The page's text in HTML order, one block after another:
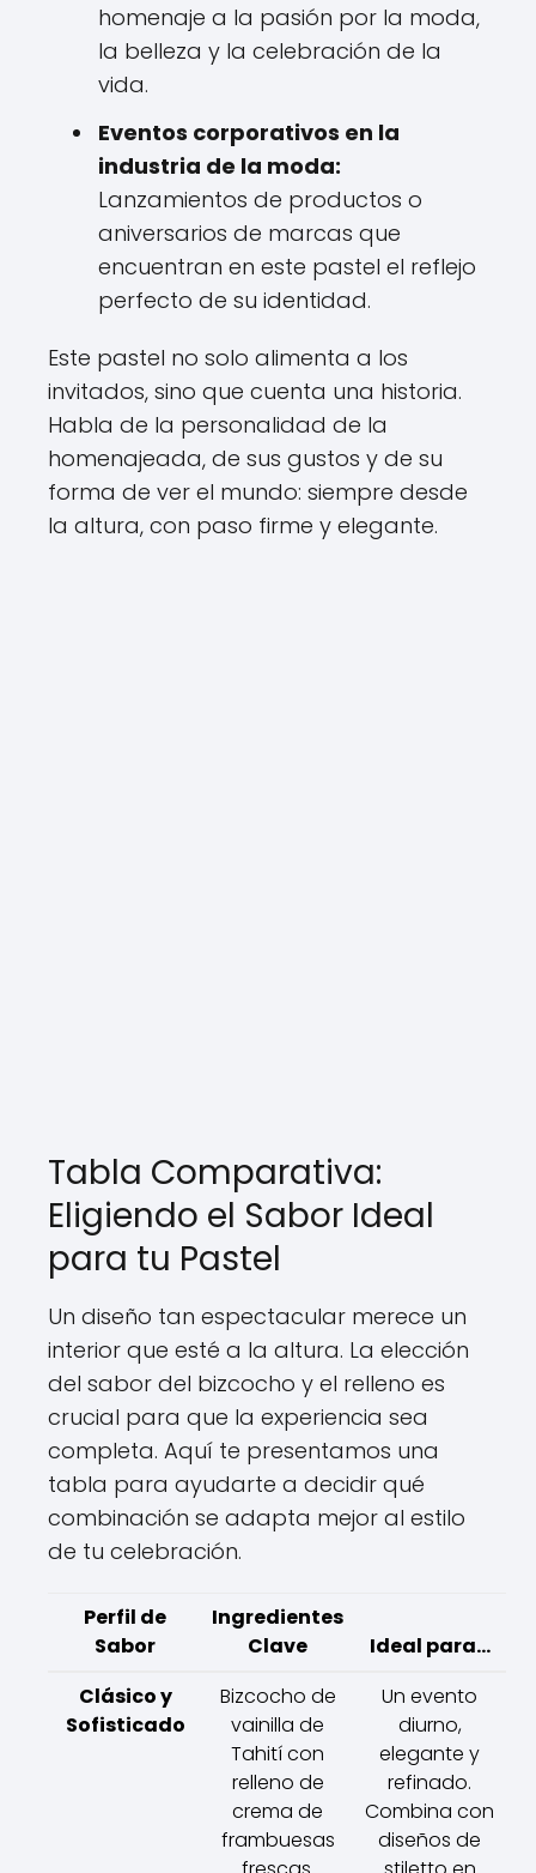
homenaje a la pasión por la moda,
la belleza y la celebración de la
vida.
Eventos corporativos en la
industria de la moda:
Lanzamientos de productos o
aniversarios de marcas que
encuentran en este pastel el reflejo
perfecto de su identidad.
Este pastel no solo alimenta a los
invitados, sino que cuenta una historia.
Habla de la personalidad de la
homenajeada, de sus gustos y de su
forma de ver el mundo: siempre desde
la altura, con paso firme y elegante.
Tabla Comparativa:
Eligiendo el Sabor Ideal
para tu Pastel
Un diseño tan espectacular merece un
interior que esté a la altura. La elección
del sabor del bizcocho y el relleno es
crucial para que la experiencia sea
completa. Aquí te presentamos una
tabla para ayudarte a decidir qué
combinación se adapta mejor al estilo
de tu celebración.
Perfil de
Sabor
Ingredientes
Clave
Ideal para...
Clásico y
Sofisticado
Bizcocho de
vainilla de
Tahití con
relleno de
crema de
frambuesas
Un evento
diurno,
elegante y
refinado.
Combina con
diseños de